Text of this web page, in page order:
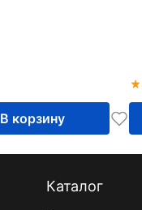
В корзину
Каталог